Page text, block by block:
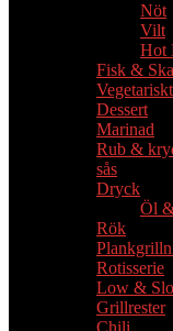
Nöt
Vilt
Hot
Fisk &
Dessert
Marinad
Rub &
sås
Dryck
Öl
Rök
Rotisserie
Low &
Grillrester
Chili